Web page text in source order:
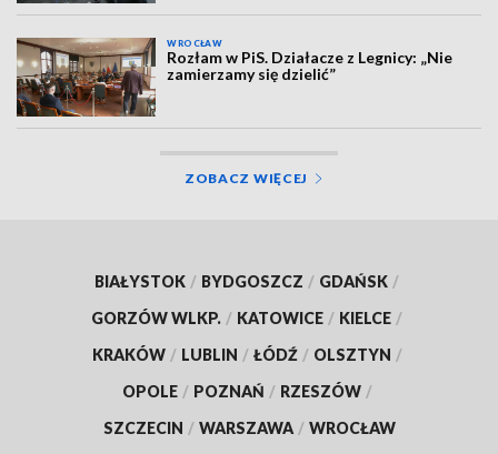
WROCŁAW
Rozłam w PiS. Działacze z Legnicy: „Nie
zamierzamy się dzielić”
ZOBACZ WIĘCEJ
BIAŁYSTOK / BYDGOSZCZ / GDAŃSK /
GORZÓW WLKP. / KATOWICE / KIELCE /
KRAKÓW / LUBLIN / ŁÓDŹ / OLSZTYN /
OPOLE / POZNAŃ / RZESZÓW /
SZCZECIN / WARSZAWA / WROCŁAW